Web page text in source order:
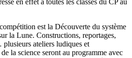
en effet à toutes les classes du CP au
est la Découverte du système
la Lune. Constructions, reportages,
ateliers ludiques et
la science seront au programme avec